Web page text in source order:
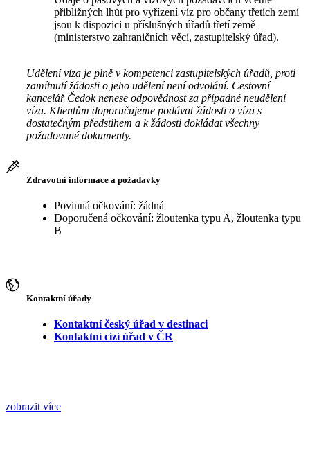
přibližných lhůt pro vyřízení víz pro občany třetích zemí
jsou k dispozici u příslušných úřadů třetí země
(ministerstvo zahraničních věcí, zastupitelský úřad).
Udělení víza je plně v kompetenci zastupitelských úřadů, proti
zamítnutí žádosti o jeho udělení není odvolání. Cestovní
kancelář Čedok nenese odpovědnost za případné neudělení
víza. Klientům doporučujeme podávat žádosti o víza s
dostatečným předstihem a k žádosti dokládat všechny
požadované dokumenty.
Zdravotní informace a požadavky
Povinná očkování: žádná
Doporučená očkování: žloutenka typu A, žloutenka typu
B
Kontaktní úřady
Kontaktní český úřad v destinaci
Kontaktní cizí úřad v ČR
zobrazit více